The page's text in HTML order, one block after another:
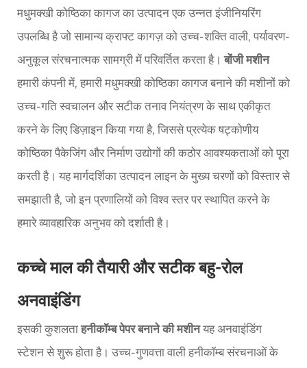
मधुमक्खी कोष्ठिका कागज का उत्पादन एक उन्नत इंजीनियरिंग
उपलब्धि है जो सामान्य क्राफ्ट कागज़ को उच्च-शक्ति वाली, पर्यावरण-
अनुकूल संरचनात्मक सामग्री में परिवर्तित करता है।बोंजी मशीन
हमारी कंपनी में, हमारी मधुमक्खी कोष्ठिका कागज बनाने की मशीनों को
उच्च-गति स्वचालन और सटीक तनाव नियंत्रण के साथ एकीकृत
करने के लिए डिज़ाइन किया गया है, जिससे प्रत्येक षट्कोणीय
कोष्ठिका पैकेजिंग और निर्माण उद्योगों की कठोर आवश्यकताओं को पूरा
करती है। यह मार्गदर्शिका उत्पादन लाइन के मुख्य चरणों को विस्तार से
समझाती है, जो इन प्रणालियों को विश्व स्तर पर स्थापित करने के
हमारे व्यावहारिक अनुभव को दर्शाती है।
कच्चे माल की तैयारी और सटीक बहु-रोल
अनवाइंडिंग
इसकी कुशलताहनीकॉम्ब पेपर बनाने की मशीनयह अनवाइंडिंग
स्टेशन से शुरू होता है। उच्च-गुणवत्ता वाली हनीकॉम्ब संरचनाओं के